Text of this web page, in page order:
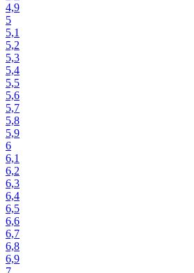
4,9
5
5,1
5,2
5,3
5,4
5,5
5,6
5,7
5,8
5,9
6
6,1
6,2
6,3
6,4
6,5
6,6
6,7
6,8
6,9